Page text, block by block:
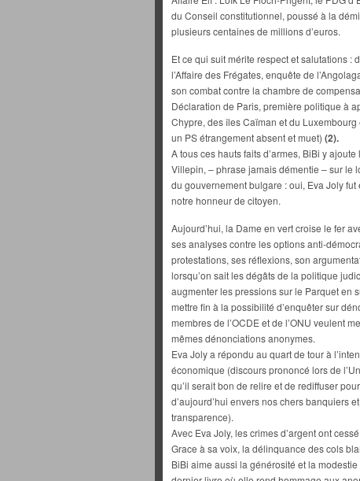
du Conseil constitutionnel, poussé à la
plusieurs centaines de millions d’euros.
Et ce qui suit mérite respect et salutations :
l’Affaire des Frégates, enquête de
son combat contre la chambre de
Déclaration de Paris, première politique à
Chypre, des îles Caïman et du
un PS étrangement absent et muet) (2).
A tous ces hauts faits d’armes, BiBi y
Villepin, – phrase jamais démentie – sur le
du gouvernement bulgare : oui, Eva Joly
notre honneur de citoyen.
Aujourd’hui, la Dame en vert croise le fer
ses analyses contre les options anti-
protestations, ses réflexions, son
lorsqu’on sait les dégâts de la politique
augmenter les pressions sur le Parquet en
mettre fin à la possibilité d’enquêter sur
membres de l’OCDE et de l’ONU veulent
mêmes dénonciations anonymes.
Eva Joly a répondu au quart de tour à
économique (discours prononcé lors de
qu’il serait bon de relire et de rediffuser
d’aujourd’hui envers nos chers banquiers
transparence).
Avec Eva Joly, les crimes d’argent ont
Grace à sa voix, la délinquance des cols
BiBi aime aussi la générosité et la